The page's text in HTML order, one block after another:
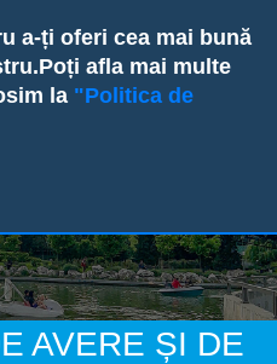
a-ți oferi cea mai bună
Poți afla mai multe
la "Politica de
6
AVERE ȘI DE